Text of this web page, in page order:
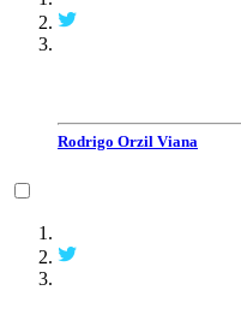
Rodrigo Orzil Viana